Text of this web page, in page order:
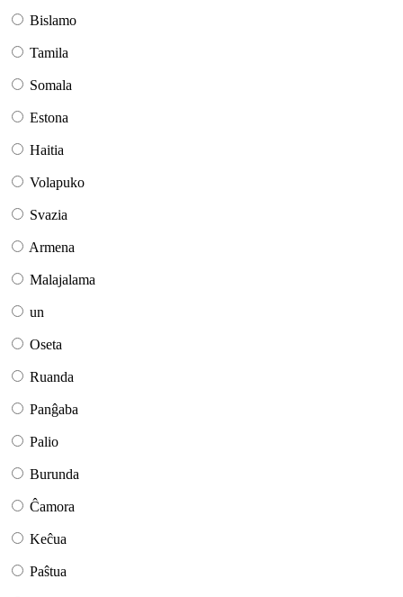
Bislamo
Tamila
Somala
Estona
Haitia
Volapuko
Svazia
Armena
Malajalama
un
Oseta
Ruanda
Panĝaba
Palio
Burunda
Ĉamora
Keĉua
Paŝtua